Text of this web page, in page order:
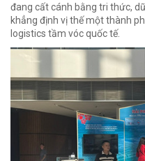
đang cất cánh bằng tri thức,
khẳng định vị thế một thành
logistics tầm vóc quốc tế.